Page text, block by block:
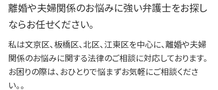
離婚や夫婦関係のお悩みに強い弁護士をお探し
ならお任せください。
私は文京区、板橋区、北区、江東区を中心に、離婚や夫婦
関係のお悩みに関する法律のご相談に対応しております。
お困りの際は、おひとりで悩まずお気軽にご相談くださ
い。。